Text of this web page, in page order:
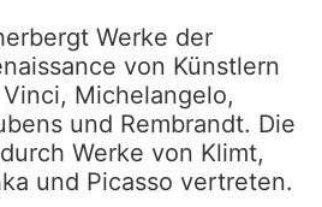
Werke der
von Künstlern
Michelangelo,
und Rembrandt. Die
Werke von Klimt,
und Picasso vertreten.